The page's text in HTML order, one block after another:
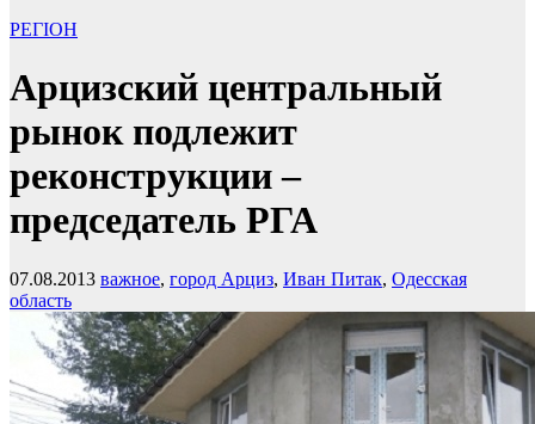
РЕГІОН
Арцизский центральный
рынок подлежит
реконструкции –
председатель РГА
07.08.2013 важное, город Арциз, Иван Питак, Одесская
область